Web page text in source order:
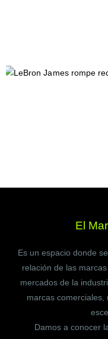
El
Es un espacio donde
relación de las
mercados de la
marcas
Damos a conocer